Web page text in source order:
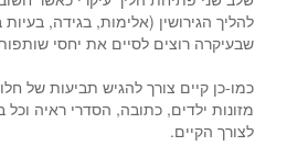
להליך הגירושין (אלימות, בגידה,
שבעיקרה רוצים לסיים את יחסי
כמו-כן קיים צורך להגיש תביעות של
מזונות ילדים, כתובה, הסדרי ראיה
לצורך הקיים.